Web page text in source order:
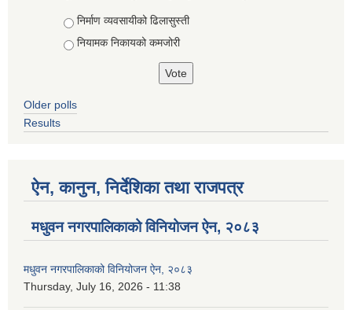
Choices
निर्माण व्यवसायीको ढिलासुस्ती
नियामक निकायको कमजोरी
Older polls
Results
ऐन, कानुन, निर्देशिका तथा राजपत्र
मधुवन नगरपालिकाको विनियोजन ऐन, २०८३
मधुवन नगरपालिकाको विनियोजन ऐन, २०८३
Thursday, July 16, 2026 - 11:38